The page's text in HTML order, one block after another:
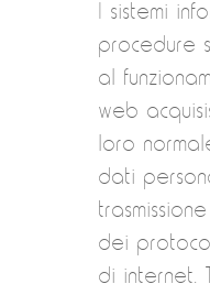
I sistemi
procedure
al
web
loro
dati
dei
di internet.